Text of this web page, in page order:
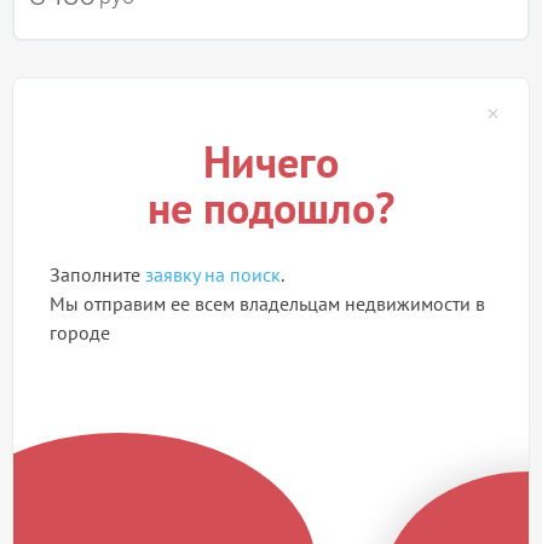
Ничего
не подошло?
Заполните заявку на поиск.
Мы отправим ее всем владельцам недвижимости в
городе